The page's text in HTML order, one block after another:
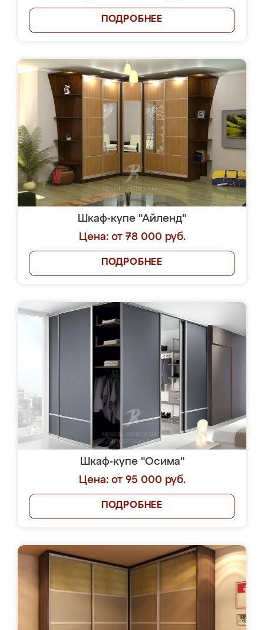
ПОДРОБНЕЕ
Шкаф-купе "Айленд"
Цена: от 78 000 руб.
ПОДРОБНЕЕ
Шкаф-купе "Осима"
Цена: от 95 000 руб.
ПОДРОБНЕЕ